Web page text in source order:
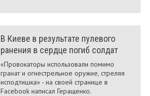
В Киеве в результате пулевого
ранения в сердце погиб солдат
«Провокаторы использовали помимо
гранат и огнестрельное оружие, стреляя
исподтишка» - на своей странице в
Facebook написал Геращенко.